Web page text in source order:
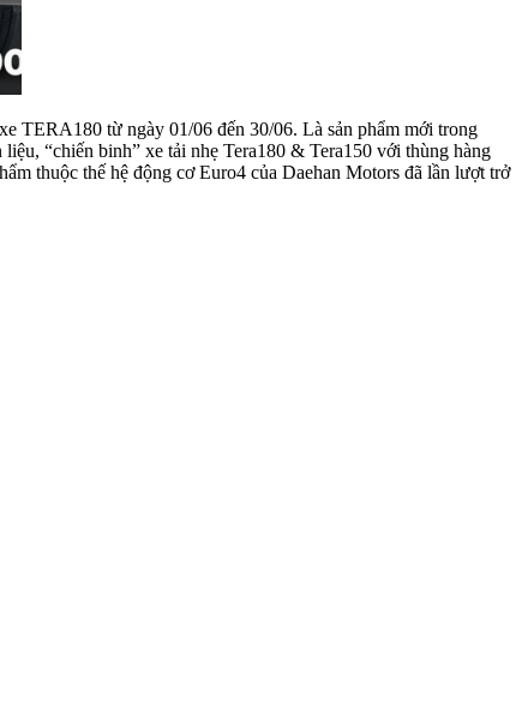
từ ngày 01/06 đến 30/06. Là sản phẩm mới trong
“chiến binh” xe tải nhẹ Tera180 & Tera150 với thùng hàng
thuộc thế hệ động cơ Euro4 của Daehan Motors đã lần lượt trở